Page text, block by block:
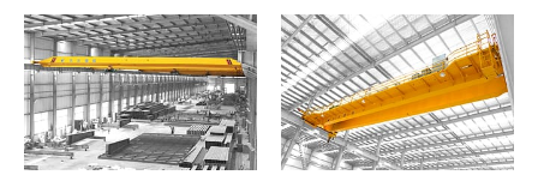
किया जाता है।